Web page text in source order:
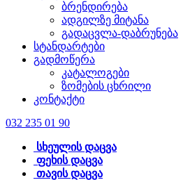
ბრენდირება
ადგილზე მიტანა
გადაცვლა-დაბრუნება
სტანდარტები
გადმოწერა
კატალოგები
ზომების ცხრილი
კონტაქტი
032 235 01 90
სხეულის დაცვა
ფეხის დაცვა
თავის დაცვა